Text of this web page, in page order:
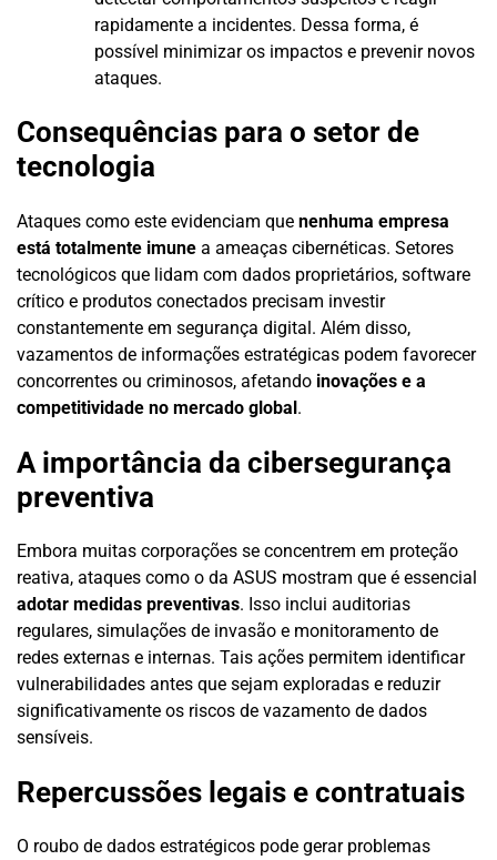
rapidamente a incidentes. Dessa forma, é
possível minimizar os impactos e prevenir novos
ataques.
Consequências para o setor de
tecnologia
Ataques como este evidenciam que nenhuma empresa
está totalmente imune a ameaças cibernéticas. Setores
tecnológicos que lidam com dados proprietários, software
crítico e produtos conectados precisam investir
constantemente em segurança digital. Além disso,
vazamentos de informações estratégicas podem favorecer
concorrentes ou criminosos, afetando inovações e a
competitividade no mercado global.
A importância da cibersegurança
preventiva
Embora muitas corporações se concentrem em proteção
reativa, ataques como o da ASUS mostram que é essencial
adotar medidas preventivas. Isso inclui auditorias
regulares, simulações de invasão e monitoramento de
redes externas e internas. Tais ações permitem identificar
vulnerabilidades antes que sejam exploradas e reduzir
significativamente os riscos de vazamento de dados
sensíveis.
Repercussões legais e contratuais
O roubo de dados estratégicos pode gerar problemas